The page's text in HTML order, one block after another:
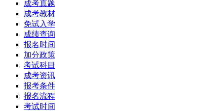
成考真题
成考教材
免试入学
成绩查询
报名时间
加分政策
考试科目
成考资讯
报考条件
报名流程
考试时间